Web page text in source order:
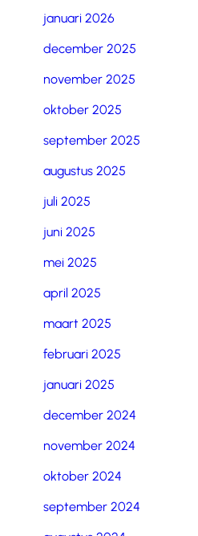
januari 2026
december 2025
november 2025
oktober 2025
september 2025
augustus 2025
juli 2025
juni 2025
mei 2025
april 2025
maart 2025
februari 2025
januari 2025
december 2024
november 2024
oktober 2024
september 2024